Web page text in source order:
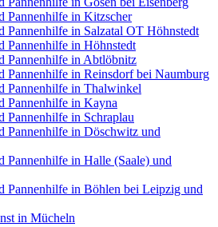
Pannenhilfe in Kitzscher
Pannenhilfe in Salzatal OT Höhnstedt
Pannenhilfe in Höhnstedt
Pannenhilfe in Abtlöbnitz
Pannenhilfe in Reinsdorf bei Naumburg
Pannenhilfe in Thalwinkel
Pannenhilfe in Kayna
Pannenhilfe in Schraplau
Pannenhilfe in Döschwitz und
Pannenhilfe in Halle (Saale) und
Pannenhilfe in Böhlen bei Leipzig und
in Mücheln